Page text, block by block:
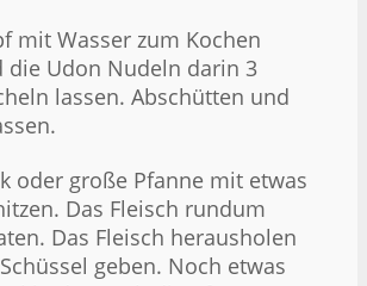
mit Wasser zum Kochen
die Udon Nudeln darin 3
lassen. Abschütten und
oder große Pfanne mit etwas
Das Fleisch rundum
Das Fleisch herausholen
geben. Noch etwas